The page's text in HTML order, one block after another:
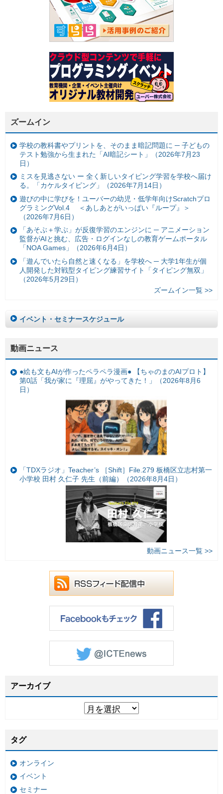
ズームイン
学校の教科書やプリントを、そのまま暗記問題に ─ 子どもの
テスト勉強から生まれた「AI暗記シート」（2026年7月23
日）
ミスを見逃さない ー 全く新しいタイピング学習を学校へ届け
る。「カケルタイピング」（2026年7月14日）
遊びの中に学びを！ユーバーの幼児・低学年向けScratchプロ
グラミングVol.4 ＜あしあとがいっぱい『ループ』＞
（2026年7月6日）
「あそぶ＋学ぶ」が反復学習のエンジンに ─ アニメーション
監督がAIと挑む、広告・ログインなしの教育ゲームポータル
「NOA Games」（2026年6月4日）
「遊んでいたら自然と速くなる」を学校へ ─ 大学1年生が個
人開発した対戦型タイピング練習サイト「タイピング無双」
（2026年5月29日）
ズームイン一覧 >>
イベント・セミナースケジュール
動画ニュース
●絵も文もAIが作ったペラペラ漫画● 【ちゃのまのAIプロト】
第0話「我が家に『理屈』がやってきた！」（2026年8月6
日）
「TDXラジオ」Teacher’s ［Shift］File.279 板橋区立志村第一
小学校 田村 久仁子 先生（前編）（2026年8月4日）
動画ニュース一覧 >>
アーカイブ
タグ
オンライン
イベント
セミナー